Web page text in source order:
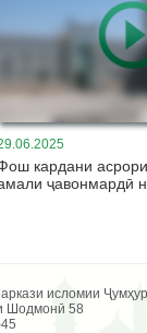
кардани
ҷавонмардӣ
исломии
Шодмонӣ 58